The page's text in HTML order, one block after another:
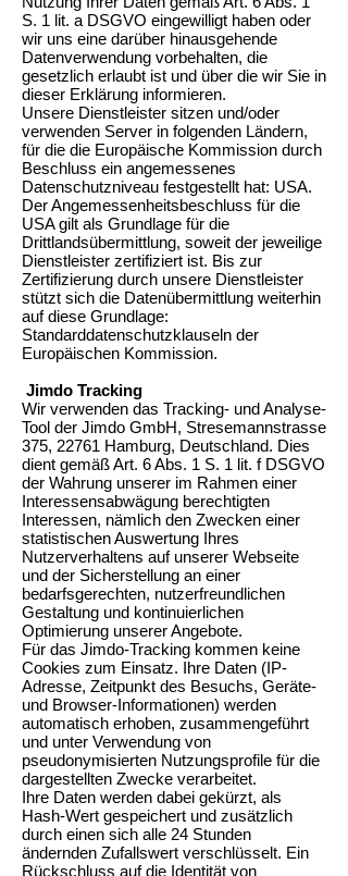
S. 1 lit. a DSGVO eingewilligt haben oder
wir uns eine darüber hinausgehende
Datenverwendung vorbehalten, die
gesetzlich erlaubt ist und über die wir Sie in
dieser Erklärung informieren.
Unsere Dienstleister sitzen und/oder
verwenden Server in folgenden Ländern,
für die die Europäische Kommission durch
Beschluss ein angemessenes
Datenschutzniveau festgestellt hat: USA.
Der Angemessenheitsbeschluss für die
USA gilt als Grundlage für die
Drittlandsübermittlung, soweit der jeweilige
Dienstleister zertifiziert ist. Bis zur
Zertifizierung durch unsere Dienstleister
stützt sich die Datenübermittlung weiterhin
auf diese Grundlage:
Standarddatenschutzklauseln der
Europäischen Kommission.
Jimdo Tracking
Wir verwenden das Tracking- und Analyse-
Tool der Jimdo GmbH, Stresemannstrasse
375, 22761 Hamburg, Deutschland. Dies
dient gemäß Art. 6 Abs. 1 S. 1 lit. f DSGVO
der Wahrung unserer im Rahmen einer
Interessensabwägung berechtigten
Interessen, nämlich den Zwecken einer
statistischen Auswertung Ihres
Nutzerverhaltens auf unserer Webseite
und der Sicherstellung an einer
bedarfsgerechten, nutzerfreundlichen
Gestaltung und kontinuierlichen
Optimierung unserer Angebote.
Für das Jimdo-Tracking kommen keine
Cookies zum Einsatz. Ihre Daten (IP-
Adresse, Zeitpunkt des Besuchs, Geräte-
und Browser-Informationen) werden
automatisch erhoben, zusammengeführt
und unter Verwendung von
pseudonymisierten Nutzungsprofile für die
dargestellten Zwecke verarbeitet.
Ihre Daten werden dabei gekürzt, als
Hash-Wert gespeichert und zusätzlich
durch einen sich alle 24 Stunden
ändernden Zufallswert verschlüsselt. Ein
Rückschluss auf die Identität von